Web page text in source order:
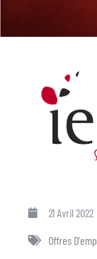
21 Avril 2022
Offres